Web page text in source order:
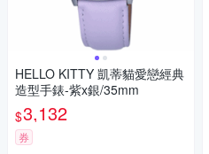
HELLO KITTY 凱蒂貓愛戀經典
造型手錶-紫x銀/35mm
$3,132
券